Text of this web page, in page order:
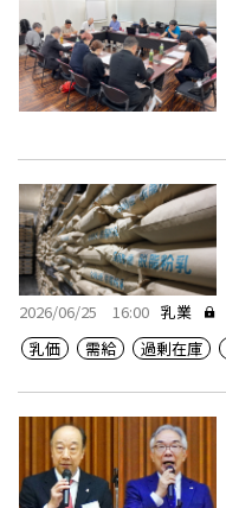
2026/06/25 16:00 乳業
乳価
需給 過剰在庫